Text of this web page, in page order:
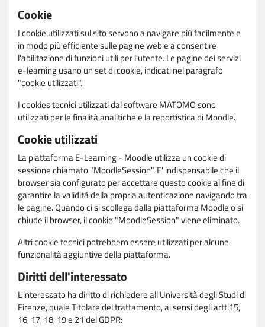
Cookie
I cookie utilizzati sul sito servono a navigare più facilmente e
in modo più efficiente sulle pagine web e a consentire
l'abilitazione di funzioni utili per l'utente. Le pagine dei servizi
e-learning usano un set di cookie, indicati nel paragrafo
"cookie utilizzati".
I cookies tecnici utilizzati dal software MATOMO sono
utilizzati per le finalità analitiche e la reportistica di Moodle.
Cookie utilizzati
La piattaforma E-Learning - Moodle utilizza un cookie di
sessione chiamato "MoodleSession". E' indispensabile che il
browser sia configurato per accettare questo cookie al fine di
garantire la validità della propria autenticazione navigando tra
le pagine. Quando ci si scollega dalla piattaforma Moodle o si
chiude il browser, il cookie "MoodleSession" viene eliminato.
Altri cookie tecnici potrebbero essere utilizzati per alcune
funzionalità aggiuntive della piattaforma.
Diritti dell'interessato
L'interessato ha diritto di richiedere all'Università degli Studi di
Firenze, quale Titolare del trattamento, ai sensi degli artt.15,
16, 17, 18, 19 e 21 del GDPR: